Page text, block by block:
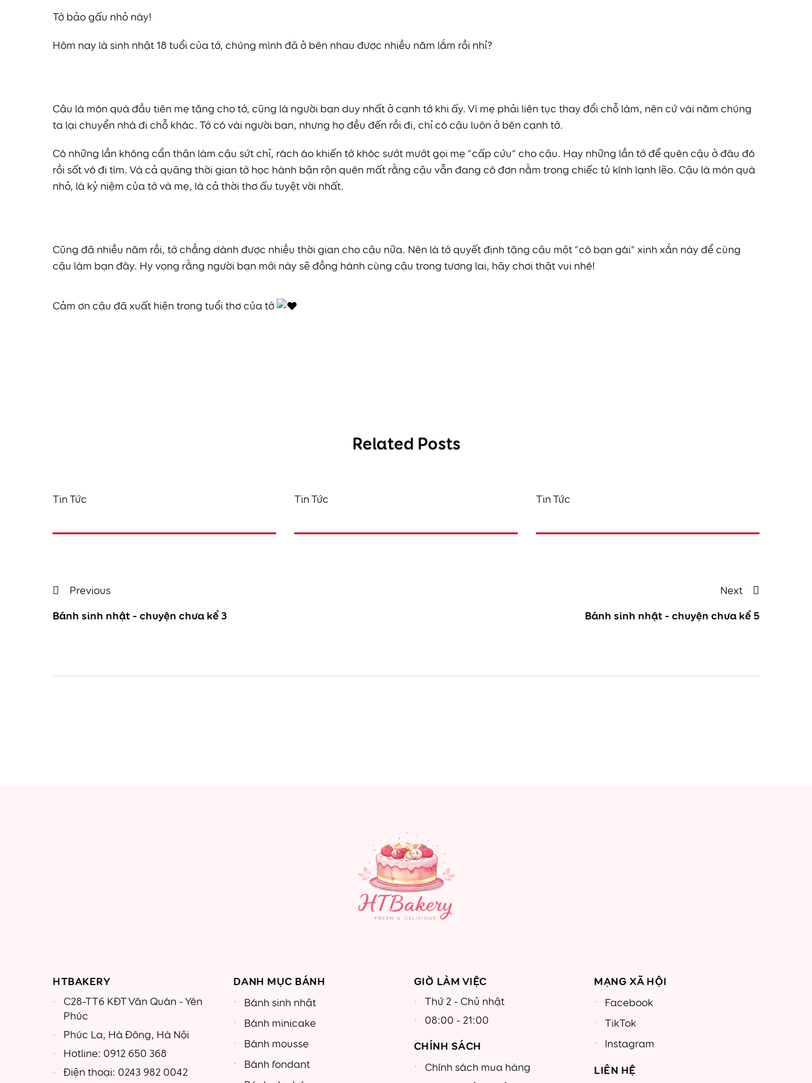
Tớ bảo gấu nhỏ này!
Hôm nay là sinh nhật 18 tuổi của tớ, chúng mình đã ở bên nhau được nhiều năm lắm rồi nhỉ?
Cậu là món quà đầu tiên mẹ tặng cho tớ, cũng là người bạn duy nhất ở cạnh tớ khi ấy. Vì mẹ phải liên tục thay đổi chỗ làm, nên cứ vài năm chúng
ta lại chuyển nhà đi chỗ khác. Tớ có vài người bạn, nhưng họ đều đến rồi đi, chỉ có cậu luôn ở bên cạnh tớ.
Có những lần không cẩn thận làm cậu sứt chỉ, rách áo khiến tớ khóc sướt mướt gọi mẹ “cấp cứu” cho cậu. Hay những lần tớ để quên cậu ở đâu đó
rồi sốt vó đi tìm. Và cả quãng thời gian tớ học hành bận rộn quên mất rằng cậu vẫn đang cô đơn nằm trong chiếc tủ kính lạnh lẽo. Cậu là món quà
nhỏ, là kỷ niệm của tớ và mẹ, là cả thời thơ ấu tuyệt vời nhất.
Cũng đã nhiều năm rồi, tớ chẳng dành được nhiều thời gian cho cậu nữa. Nên là tớ quyết định tặng cậu một “cô bạn gái” xinh xắn này để cùng
cậu làm bạn đây. Hy vọng rằng người bạn mới này sẽ đồng hành cùng cậu trong tương lai, hãy chơi thật vui nhé!
Cảm ơn cậu đã xuất hiện trong tuổi thơ của tớ
Related Posts
Tin Tức Tin Tức Tin Tức
Điều
hướng
viết
Previous
Previous
Bánh sinh nhật – chuyện chưa kể 3
Next
Next
Bánh sinh nhật – chuyện chưa kể 5
HTBAKERY
C28-TT6 KĐT Văn Quán - Yên
Phúc
Phúc La, Hà Đông, Hà Nội
Hotline: 0912 650 368
Điện thoại: 0243 982 0042
DANH MỤC BÁNH
Bánh sinh nhật
Bánh minicake
Bánh mousse
Bánh fondant
GIỜ LÀM VIỆC
Thứ 2 - Chủ nhật
08:00 - 21:00
CHÍNH SÁCH
Chính sách mua hàng
MẠNG XÃ HỘI
Facebook
TikTok
Instagram
LIÊN HỆ